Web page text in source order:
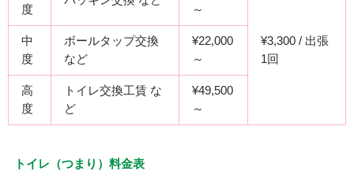
度 ～
¥3,300 / 出張
1回
中
度
ボールタップ交換
など
¥22,000
～
高
度
トイレ交換工賃 な
ど
¥49,500
～
トイレ（つまり）料金表